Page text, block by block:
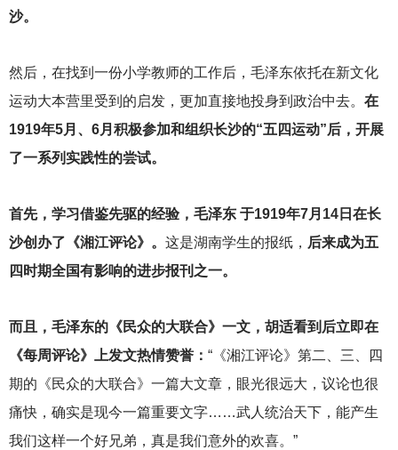
沙。
然后，在找到一份小学教师的工作后，毛泽东依托在新文化
运动大本营里受到的启发，更加直接地投身到政治中去。 在
1919年5月、6月积极参加和组织长沙的“五四运动”后，开展
了一系列实践性的尝试。
首先，学习借鉴先驱的经验，毛泽东 于1919年7月14日在长
沙创办了《湘江评论》。 这是湖南学生的报纸， 后来成为五
四时期全国有影响的进步报刊之一。
而且，毛泽东的《民众的大联合》一文，胡适看到后立即在
《每周评论》上发文热情赞誉： “《湘江评论》第二、三、四
期的《民众的大联合》一篇大文章，眼光很远大，议论也很
痛快，确实是现今一篇重要文字……武人统治天下，能产生
我们这样一个好兄弟，真是我们意外的欢喜。”